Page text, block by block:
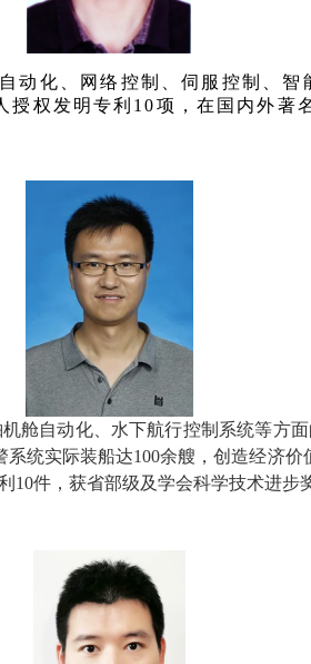
动化、网络控制、伺服控制、
权发明专利10项，在国内外著
舱自动化、水下航行控制系统等方
统实际装船达100余艘，创造经济
件，获省部级及学会科学技术进步